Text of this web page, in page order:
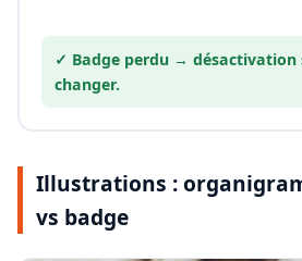
✓ Badge perdu → désactivation
changer.
Illustrations :
vs badge